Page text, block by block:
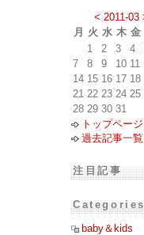
< 2011-03
月
火 水 木 金
1
2 3 4
7
8 9 10 11
14 15 16 17 18
21 22 23 24 25
28 29 30 31
トップページ
過去記事一覧
注目記事
Categories
baby＆kids